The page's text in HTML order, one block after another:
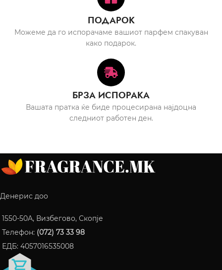
ПОДАРОК
Можеме да го испорачаме вашиот парфем спакуван
како подарок.
БРЗА ИСПОРАКА
Вашата пратка ќе биде процесирана најдоцна
следниот работен ден.
Денерис доо
1550-50A, Визбегово, Скопје
Телефон: (072) 73 33 98
ЕДБ: 4057016535008